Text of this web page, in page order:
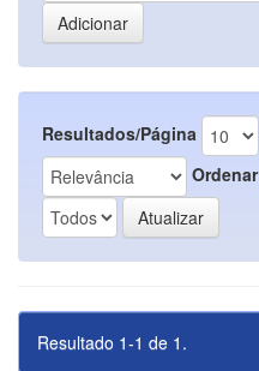
Resultados/Página
Ordenar
Resultado 1-1 de 1.